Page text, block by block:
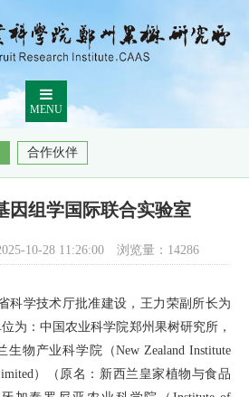
MENU
合作伙伴
因组学国际联合实验室
10-28 11:26:00 浏览量： 14286
科学技术厅批准建设，王力荣副所长为
为：中国农业科学院郑州果树研究所，
物产业科学院（New Zealand Institute
）（原名：新西兰皇家植物与食品